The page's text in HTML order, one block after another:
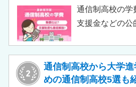
通信制高校の学
支援金などの公
目安、申請時の
やすく解説しま
通信制高校から大学
めの通信制高校5選も